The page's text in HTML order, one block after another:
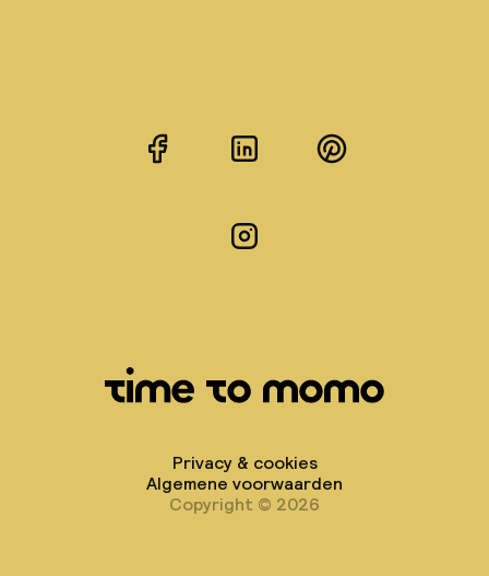
FacebookLinkedInPinterest
Instagram
Privacy & cookies
Algemene voorwaarden
Copyright © 2026